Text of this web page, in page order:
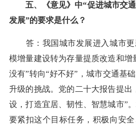
五、《意见》中“促进城市交
发展”的要求是什么？
答：我国城市发展进入城市更
模增量建设转为存量提质改造和增
没有”转向“好不好”，城市交通基
升级的挑战。党的二十大报告提出
设，打造宜居、韧性、智慧城市”
要紧扣这个目标任务，积极向安